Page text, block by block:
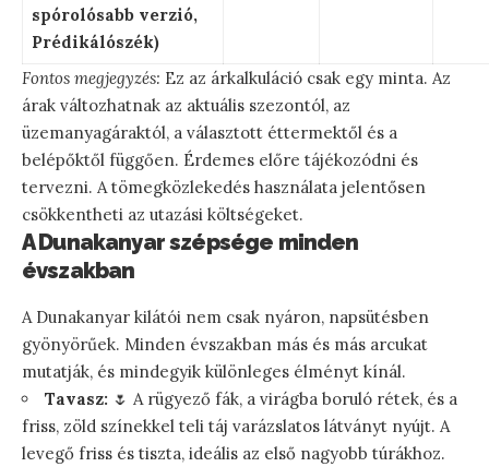
spórolósabb verzió,
Prédikálószék)
Fontos megjegyzés: Ez az árkalkuláció csak egy minta. Az
árak változhatnak az aktuális szezontól, az
üzemanyagáraktól, a választott éttermektől és a
belépőktől függően. Érdemes előre tájékozódni és
tervezni. A tömegközlekedés használata jelentősen
csökkentheti az utazási költségeket.
A Dunakanyar szépsége minden
évszakban
A Dunakanyar kilátói nem csak nyáron, napsütésben
gyönyörűek. Minden évszakban más és más arcukat
mutatják, és mindegyik különleges élményt kínál.
Tavasz: 🌷 A rügyező fák, a virágba boruló rétek, és a
friss, zöld színekkel teli táj varázslatos látványt nyújt. A
levegő friss és tiszta, ideális az első nagyobb túrákhoz.